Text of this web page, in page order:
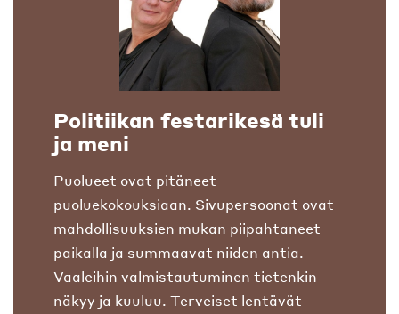
Politiikan festarikesä tuli
ja meni
Puolueet ovat pitäneet
puoluekokouksiaan. Sivupersoonat ovat
mahdollisuuksien mukan piipahtaneet
paikalla ja summaavat niiden antia.
Vaaleihin valmistautuminen tietenkin
näkyy ja kuuluu. Terveiset lentävät